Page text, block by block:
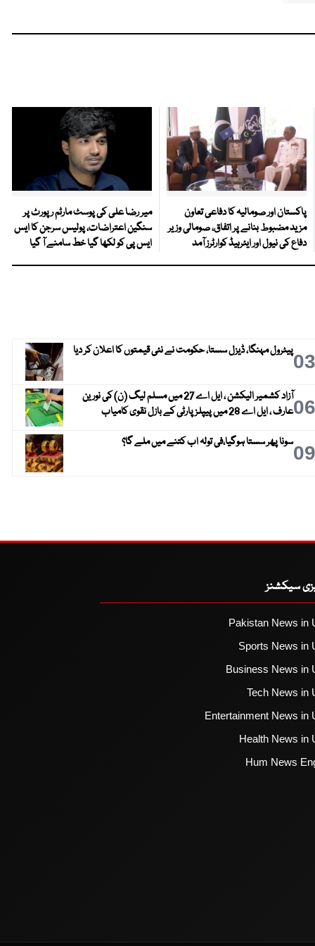
پاکستان اور صومالیہ کا دفاعی تعاون
مزید مضبوط بنانے پر اتفاق، صومالی وزیر
دفاع کی نیول اور ایئرہیڈ کوارٹرز آمد
میر رضا علی کی پوسٹ مارٹم رپورٹ پر
سنگین اعتراضات، پولیس سرجن کا ایس
ایس پی کو لکھا گیا خط سامنے آ گیا
03پیٹرول مہنگا، ڈیزل سستا، حکومت نے نئی قیمتوں کا اعلان کر دیا
06
آزاد کشمیر الیکشن ، ایل اے 27 میں مسلم لیگ (ن) کی نورین
عارف ، ایل اے 28 میں پیپلز پارٹی کے بازل نقوی کامیاب
09سونا پھر سستا ہوگیا،فی تولہ اب کتنے میں ملے گا؟
سیکشنز
Pakistan News in
Sports News in
Business News in
Tech News in
Entertainment News in
Health News in
Hum News